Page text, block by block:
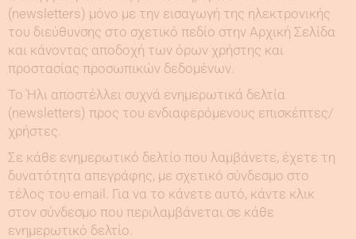
(newsletters) μόνο με την εισαγωγή της ηλεκτρονικής
του διεύθυνσης στο σχετικό πεδίο στην Αρχική Σελίδα
και κάνοντας αποδοχή των όρων χρήστης και
προστασίας προσωπικών δεδομένων.
Το Ήλι αποστέλλει συχνά ενημερωτικά δελτία
(newsletters) προς του ενδιαφερόμενους επισκέπτες/
χρήστες.
Σε κάθε ενημερωτικό δελτίο που λαμβάνετε, έχετε τη
δυνατότητα απεγράφης, με σχετικό σύνδεσμο στο
τέλος του email. Για να το κάνετε αυτό, κάντε κλικ
στον σύνδεσμο που περιλαμβάνεται σε κάθε
ενημερωτικό δελτίο.